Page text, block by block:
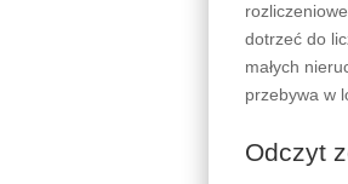
dotrzeć do
małych
przebywa w
Odczyt